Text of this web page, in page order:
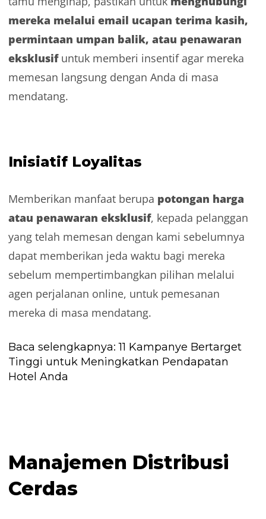
mereka melalui email ucapan terima kasih,
permintaan umpan balik, atau penawaran
eksklusif untuk memberi insentif agar mereka
memesan langsung dengan Anda di masa
mendatang.
Inisiatif Loyalitas
Memberikan manfaat berupa potongan harga
atau penawaran eksklusif, kepada pelanggan
yang telah memesan dengan kami sebelumnya
dapat memberikan jeda waktu bagi mereka
sebelum mempertimbangkan pilihan melalui
agen perjalanan online, untuk pemesanan
mereka di masa mendatang.
Baca selengkapnya:11 Kampanye Bertarget
Tinggi untuk Meningkatkan Pendapatan
Hotel Anda
Manajemen Distribusi
Cerdas